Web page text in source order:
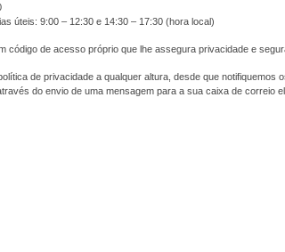
úteis: 9:00 – 12:30 e 14:30 – 17:30 (hora local)
código de acesso próprio que lhe assegura privacidade e
de privacidade a qualquer altura, desde que notifiquemos
do envio de uma mensagem para a sua caixa de correio